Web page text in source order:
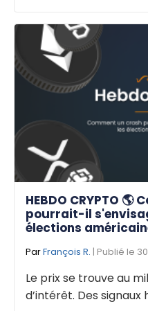
HEBDO CRYPTO
pourrait-il
élections
ParFrançois R. | Publié le
Le prix se trouve au
d’intérêt. Des signaux